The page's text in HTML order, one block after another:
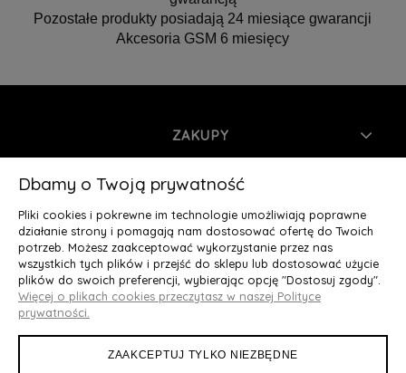
Pozostałe produkty posiadają 24 miesiące gwarancji
Akcesoria GSM 6 miesięcy
ZAKUPY
INFORMACJE
MOJE KONTO
O NAS
Deluxury.pl
Dbamy o Twoją prywatność
Pliki cookies i pokrewne im technologie umożliwiają poprawne
działanie strony i pomagają nam dostosować ofertę do Twoich
potrzeb. Możesz zaakceptować wykorzystanie przez nas
wszystkich tych plików i przejść do sklepu lub dostosować użycie
plików do swoich preferencji, wybierając opcję "Dostosuj zgody".
Więcej o plikach cookies przeczytasz w naszej Polityce
prywatności.
ZAAKCEPTUJ TYLKO NIEZBĘDNE